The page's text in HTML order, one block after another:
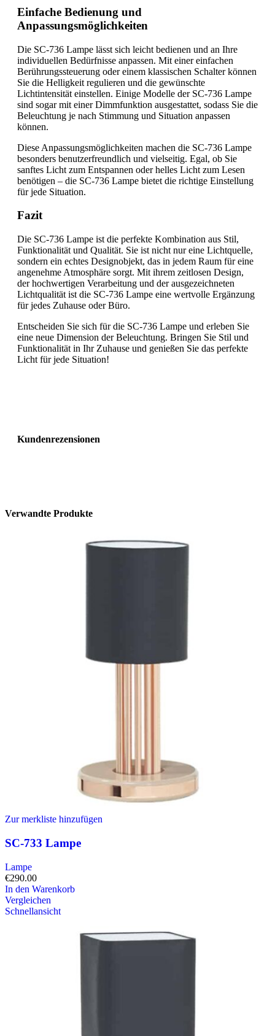
Einfache Bedienung und
Anpassungsmöglichkeiten
Die SC-736 Lampe lässt sich leicht bedienen und an Ihre
individuellen Bedürfnisse anpassen. Mit einer einfachen
Berührungssteuerung oder einem klassischen Schalter können
Sie die Helligkeit regulieren und die gewünschte
Lichtintensität einstellen. Einige Modelle der SC-736 Lampe
sind sogar mit einer Dimmfunktion ausgestattet, sodass Sie die
Beleuchtung je nach Stimmung und Situation anpassen
können.
Diese Anpassungsmöglichkeiten machen die SC-736 Lampe
besonders benutzerfreundlich und vielseitig. Egal, ob Sie
sanftes Licht zum Entspannen oder helles Licht zum Lesen
benötigen – die SC-736 Lampe bietet die richtige Einstellung
für jede Situation.
Fazit
Die SC-736 Lampe ist die perfekte Kombination aus Stil,
Funktionalität und Qualität. Sie ist nicht nur eine Lichtquelle,
sondern ein echtes Designobjekt, das in jedem Raum für eine
angenehme Atmosphäre sorgt. Mit ihrem zeitlosen Design,
der hochwertigen Verarbeitung und der ausgezeichneten
Lichtqualität ist die SC-736 Lampe eine wertvolle Ergänzung
für jedes Zuhause oder Büro.
Entscheiden Sie sich für die SC-736 Lampe und erleben Sie
eine neue Dimension der Beleuchtung. Bringen Sie Stil und
Funktionalität in Ihr Zuhause und genießen Sie das perfekte
Licht für jede Situation!
Kundenrezensionen
Verwandte Produkte
Zur merkliste hinzufügen
SC-733 Lampe
Lampe
€290.00
In den Warenkorb
Vergleichen
Schnellansicht